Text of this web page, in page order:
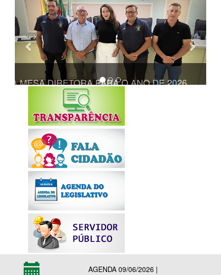
A MESA DIRETORA PARA O ANO DE 2026REALIZADA
Anterior
AGENDA 09/06/2026 |